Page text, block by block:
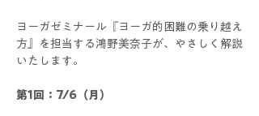
ヨーガゼミナール『ヨーガ的困難の乗り越え
方』を担当する鴻野美奈子が、やさしく解説
いたします。
第1回：7/6（月）